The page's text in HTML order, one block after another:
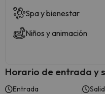
Spa y bienestar
Niños y animación
Horario de entrada y
Entrada